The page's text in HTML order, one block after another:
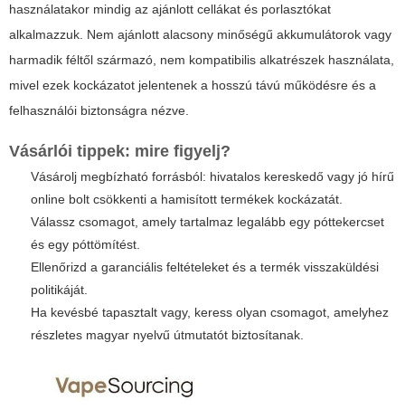
használatakor mindig az ajánlott cellákat és porlasztókat
alkalmazzuk. Nem ajánlott alacsony minőségű akkumulátorok vagy
harmadik féltől származó, nem kompatibilis alkatrészek használata,
mivel ezek kockázatot jelentenek a hosszú távú működésre és a
felhasználói biztonságra nézve.
Vásárlói tippek: mire figyelj?
Vásárolj megbízható forrásból: hivatalos kereskedő vagy jó hírű
online bolt csökkenti a hamisított termékek kockázatát.
Válassz csomagot, amely tartalmaz legalább egy póttekercset
és egy póttömítést.
Ellenőrizd a garanciális feltételeket és a termék visszaküldési
politikáját.
Ha kevésbé tapasztalt vagy, keress olyan csomagot, amelyhez
részletes magyar nyelvű útmutatót biztosítanak.